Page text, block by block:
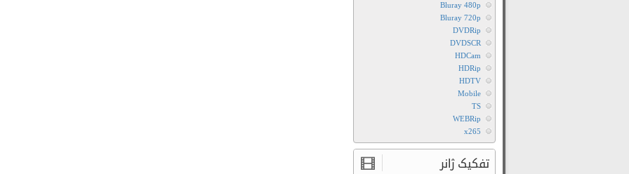
Bluray 480p
Bluray 720p
DVDRip
DVDSCR
HDCam
HDRip
HDTV
Mobile
TS
WEBRip
x265
تفکیک ژانر